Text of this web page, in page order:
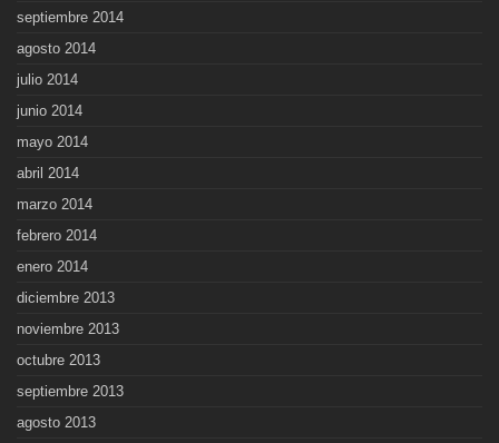
septiembre 2014
agosto 2014
julio 2014
junio 2014
mayo 2014
abril 2014
marzo 2014
febrero 2014
enero 2014
diciembre 2013
noviembre 2013
octubre 2013
septiembre 2013
agosto 2013